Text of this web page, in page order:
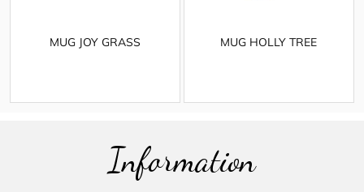
MUG JOY GRASS MUG HOLLY TREE
Information